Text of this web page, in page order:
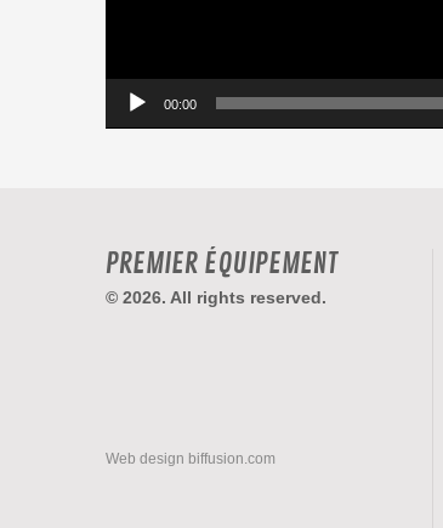
00:00
PREMIER ÉQUIPEMENT
© 2026. All rights reserved.
Web design biffusion.com